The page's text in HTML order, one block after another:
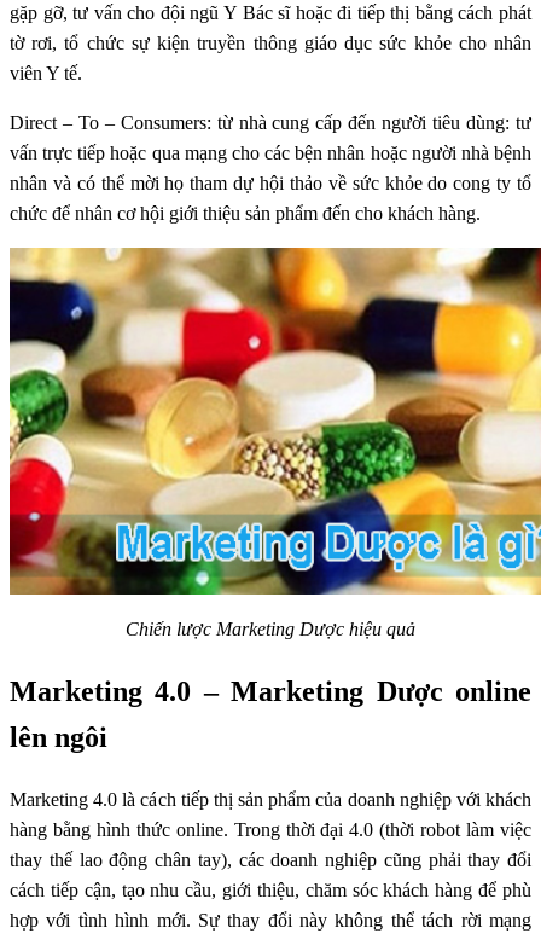
gặp gỡ, tư vấn cho đội ngũ Y Bác sĩ hoặc đi tiếp thị bằng cách phát
tờ rơi, tổ chức sự kiện truyền thông giáo dục sức khỏe cho nhân
viên Y tế.
Direct – To – Consumers: từ nhà cung cấp đến người tiêu dùng: tư
vấn trực tiếp hoặc qua mạng cho các bện nhân hoặc người nhà bệnh
nhân và có thể mời họ tham dự hội thảo về sức khỏe do cong ty tổ
chức để nhân cơ hội giới thiệu sản phẩm đến cho khách hàng.
Chiến lược Marketing Dược hiệu quả
Marketing 4.0 – Marketing Dược online
lên ngôi
Marketing 4.0 là cách tiếp thị sản phẩm của doanh nghiệp với khách
hàng bằng hình thức online. Trong thời đại 4.0 (thời robot làm việc
thay thế lao động chân tay), các doanh nghiệp cũng phải thay đổi
cách tiếp cận, tạo nhu cầu, giới thiệu, chăm sóc khách hàng để phù
hợp với tình hình mới. Sự thay đổi này không thể tách rời mạng